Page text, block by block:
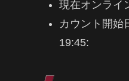
現在オンライ
カウント開始
19:45: